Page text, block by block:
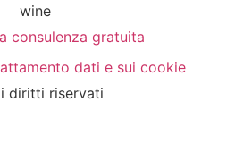
wine
consulenza gratuita
dati e sui cookie
diritti riservati